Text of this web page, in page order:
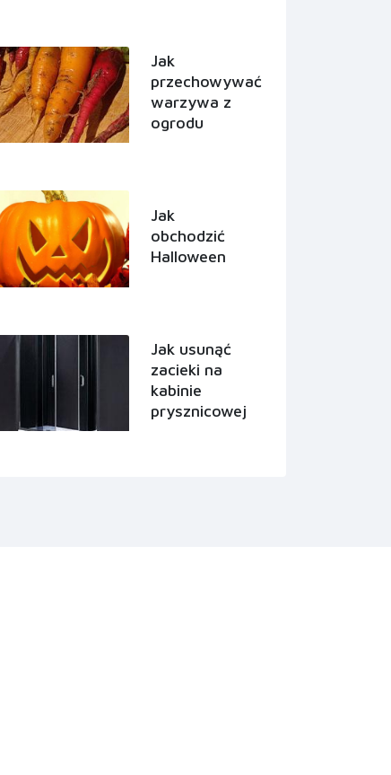
Jak
przechowywać
warzywa z
ogrodu
Jak
obchodzić
Halloween
Jak usunąć
zacieki na
kabinie
prysznicowej